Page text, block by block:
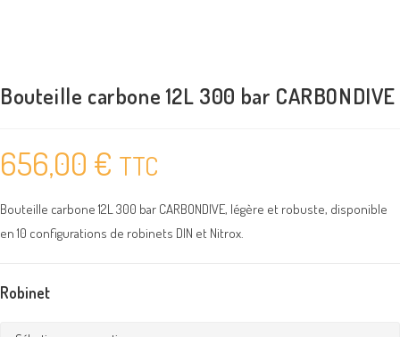
Bouteille carbone 12L 300 bar CARBONDIVE
656,00 € TTC
Bouteille carbone 12L 300 bar CARBONDIVE, légère et robuste, disponible
en 10 configurations de robinets DIN et Nitrox.
Robinet